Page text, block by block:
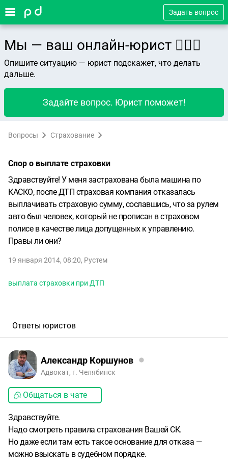
Задать вопрос
Мы — ваш онлайн-юрист 👨🏻‍⚖️
Опишите ситуацию — юрист подскажет, что делать
дальше.
Задайте вопрос. Юрист поможет!
Вопросы Страхование
Спор о выплате страховки
Здравствуйте! У меня застрахована была машина по
КАСКО, после ДТП страховая компания отказалась
выплачивать страховую сумму, сославшись, что за рулем
авто был человек, который не прописан в страховом
полисе в качестве лица допущенных к управлению.
Правы ли они?
19 января 2014, 08:20, Рустем
выплата страховки при ДТП
Ответы юристов
Александр Коршунов
Адвокат, г. Челябинск
Общаться в чате
Здравствуйте.
Надо смотреть правила страхования Вашей СК.
Но даже если там есть такое основание для отказа —
можно взыскать в судебном порядке.